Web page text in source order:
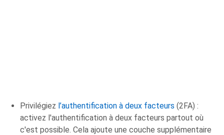
Privilégiez l’authentification à deux facteurs (2FA) :
activez l'authentification à deux facteurs partout où
c'est possible. Cela ajoute une couche supplémentaire